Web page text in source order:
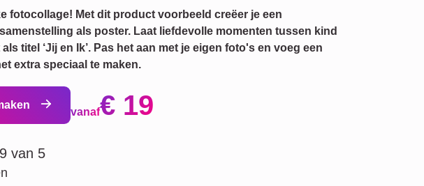
fotocollage! Met dit product voorbeeld creëer je een
als poster. Laat liefdevolle momenten tussen kind
titel ‘Jij en Ik’. Pas het aan met je eigen foto's en voeg een
extra speciaal te maken.
vanaf€ 19
van 5